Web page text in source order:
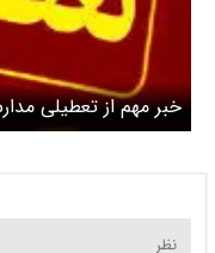
خبر مهم از تعطیلی
سه شنبه ۲۶ فروردین